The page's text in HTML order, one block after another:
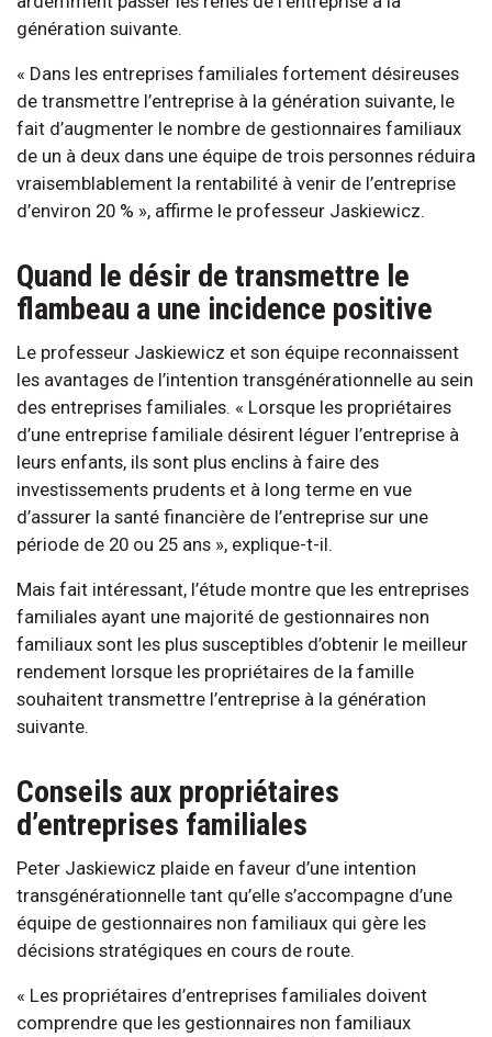
génération suivante.
« Dans les entreprises familiales fortement désireuses
de transmettre l’entreprise à la génération suivante, le
fait d’augmenter le nombre de gestionnaires familiaux
de un à deux dans une équipe de trois personnes réduira
vraisemblablement la rentabilité à venir de l’entreprise
d’environ 20 % », affirme le professeur Jaskiewicz.
Quand le désir de transmettre le
flambeau a une incidence positive
Le professeur Jaskiewicz et son équipe reconnaissent
les avantages de l’intention transgénérationnelle au sein
des entreprises familiales. « Lorsque les propriétaires
d’une entreprise familiale désirent léguer l’entreprise à
leurs enfants, ils sont plus enclins à faire des
investissements prudents et à long terme en vue
d’assurer la santé financière de l’entreprise sur une
période de 20 ou 25 ans », explique-t-il.
Mais fait intéressant, l’étude montre que les entreprises
familiales ayant une majorité de gestionnaires non
familiaux sont les plus susceptibles d’obtenir le meilleur
rendement lorsque les propriétaires de la famille
souhaitent transmettre l’entreprise à la génération
suivante.
Conseils aux propriétaires
d’entreprises familiales
Peter Jaskiewicz plaide en faveur d’une intention
transgénérationnelle tant qu’elle s’accompagne d’une
équipe de gestionnaires non familiaux qui gère les
décisions stratégiques en cours de route.
« Les propriétaires d’entreprises familiales doivent
comprendre que les gestionnaires non familiaux